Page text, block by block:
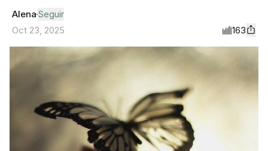
Alena Seguir
Oct 23, 2025
163